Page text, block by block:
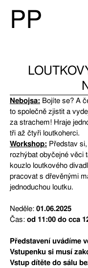
PP
Nebojsa: Bojíte se? A
to společně zjistit a
za strachem! Hraje
tři až čtyři loutkoherci.
Workshop: Představ
rozhýbat obyčejné věci
kouzlo loutkového
pracovat s dřevěnými
jednoduchou loutku.
Neděle: 01.06.2025
Čas: od 11:00 do cca
Představení uvádíme
Vstupenku si musí
Vstup dítěte do sálu